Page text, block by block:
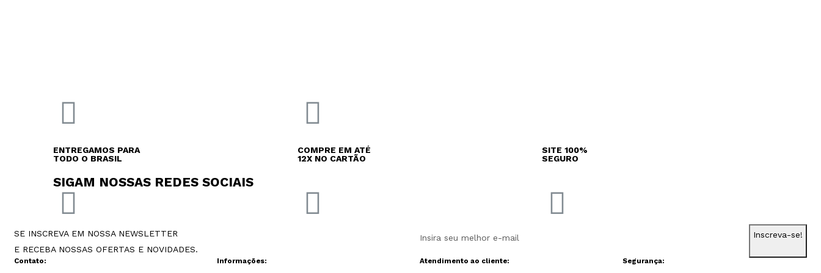
ENTREGAMOS PARA
TODO O BRASIL
COMPRE EM ATÉ
12X NO CARTÃO
SITE 100%
SEGURO
SIGAM NOSSAS REDES SOCIAIS
SE INSCREVA EM NOSSA NEWSLETTER
E RECEBA NOSSAS OFERTAS E NOVIDADES.
Inscreva-se!
Contato: Informações: Atendimento ao cliente: Segurança: